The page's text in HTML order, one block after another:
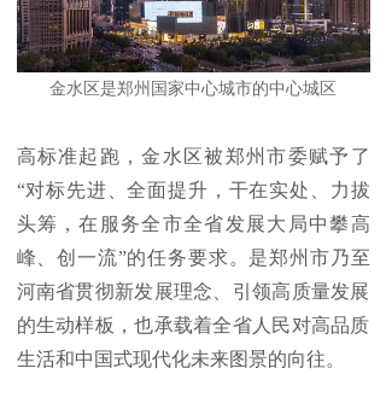
金水区是郑州国家中心城市的中心城区
高标准起跑，金水区被郑州市委赋予了
“对标先进、全面提升，干在实处、力拔
头筹，在服务全市全省发展大局中攀高
峰、创一流”的任务要求。是郑州市乃至
河南省贯彻新发展理念、引领高质量发展
的生动样板，也承载着全省人民对高品质
生活和中国式现代化未来图景的向往。